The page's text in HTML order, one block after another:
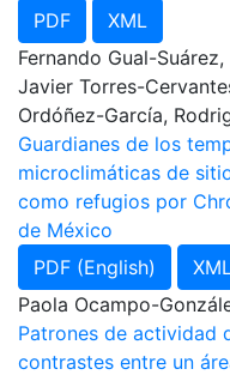
PDF
XML
Fernando Gual-
Javier Torres-
Ordóñez-García,
Guardianes de los
microclimáticas de
como refugios por
de México
PDF (English)
Paola Ocampo-
Patrones de actividad
contrastes entre un